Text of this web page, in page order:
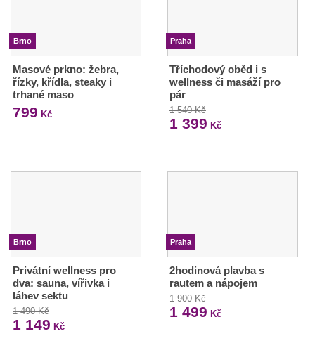
Brno
Masové prkno: žebra,
řízky, křídla, steaky i
trhané maso
799 Kč
Praha
Tříchodový oběd i s
wellness či masáží pro
pár
1 540 Kč
1 399 Kč
Brno
Privátní wellness pro
dva: sauna, vířivka i
láhev sektu
1 490 Kč
1 149 Kč
Praha
2hodinová plavba s
rautem a nápojem
1 900 Kč
1 499 Kč